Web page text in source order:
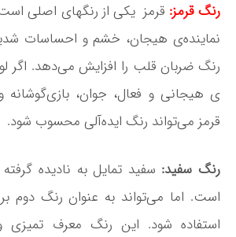
رنگ قرمز: قرمز یکی از رنگ­های اصلی
نماینده‌­ی هیجان، خشم و احساسات
رنگ ضربان قلب را افزایش می­‌دهد. اگر
ی هیجانی و فعال، جوان، بازی‌گوشانه
قرمز می­‌تواند رنگ ایده‌­آلی محسوب شود.
رنگ سفید: سفید تمایل به نادیده
است. اما می‌­تواند به عنوان رنگ دوم
استفاده شود. این رنگ معرف